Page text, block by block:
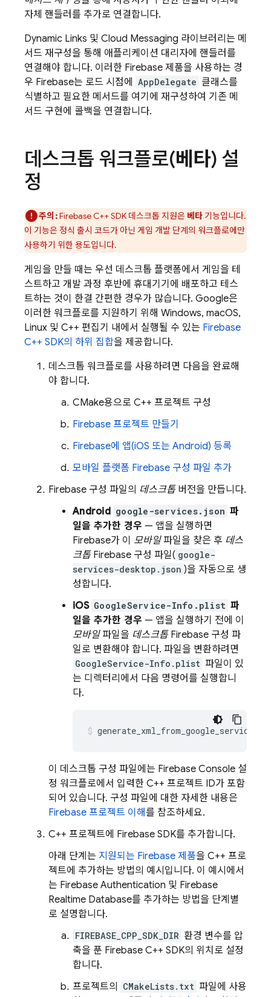
자체 핸들러를 추가로 연결합니다.
Dynamic Links 및 Cloud Messaging 라이브러리는 메
서드 재구성을 통해 애플리케이션 대리자에 핸들러를
연결해야 합니다. 이러한 Firebase 제품을 사용하는 경
우 Firebase는 로드 시점에
AppDelegate 클래스를
식별하고 필요한 메서드를 여기에 재구성하여 기존 메
서드 구현에 콜백을 연결합니다.
데스크톱 워크플로(베타) 설
정
주의:FirebaseC++SDK 데스크톱 지원은 베타 기능입니다.
이 기능은 정식 출시 코드가 아닌 게임 개발 단계의 워크플로에만
사용하기 위한 용도입니다.
게임을 만들 때는 우선 데스크톱 플랫폼에서 게임을 테
스트하고 개발 과정 후반에 휴대기기에 배포하고 테스
트하는 것이 한결 간편한 경우가 많습니다. Google은
이러한 워크플로를 지원하기 위해 Windows, macOS,
Linux 및 C++ 편집기 내에서 실행될 수 있는 Firebase
C++ SDK의 하위 집합을 제공합니다.
데스크톱 워크플로를 사용하려면 다음을 완료해
야 합니다.
CMake용으로 C++ 프로젝트 구성
Firebase 프로젝트 만들기
Firebase에 앱(iOS 또는 Android) 등록
모바일 플랫폼 Firebase 구성 파일 추가
Firebase 구성 파일의 데스크톱버전을 만듭니다.
Android google-services.json 파
일을 추가한 경우 — 앱을 실행하면
Firebase가 이 모바일파일을 찾은 후 데스
크톱Firebase 구성 파일( google-
services-desktop.json )을 자동으로 생
성합니다.
iOS GoogleService-Info.plist 파
일을 추가한 경우 — 앱을 실행하기 전에 이
모바일파일을 데스크톱Firebase 구성 파
일로 변환해야 합니다. 파일을 변환하려면
GoogleService-Info.plist 파일이 있
는 디렉터리에서 다음 명령어를 실행합니
다.
이 데스크톱 구성 파일에는 Firebase Console 설
정 워크플로에서 입력한 C++ 프로젝트 ID가 포함
되어 있습니다. 구성 파일에 대한 자세한 내용은
Firebase 프로젝트 이해를 참조하세요.
C++ 프로젝트에 Firebase SDK를 추가합니다.
아래 단계는 지원되는 Firebase 제품을 C++ 프로
젝트에 추가하는 방법의 예시입니다. 이 예시에서
는 Firebase Authentication 및 Firebase
Realtime Database를 추가하는 방법을 단계별
로 설명합니다.
FIREBASE_CPP_SDK_DIR 환경 변수를 압
축을 푼 Firebase C++ SDK의 위치로 설정
합니다.
프로젝트의
CMakeLists.txt 파일에 사용